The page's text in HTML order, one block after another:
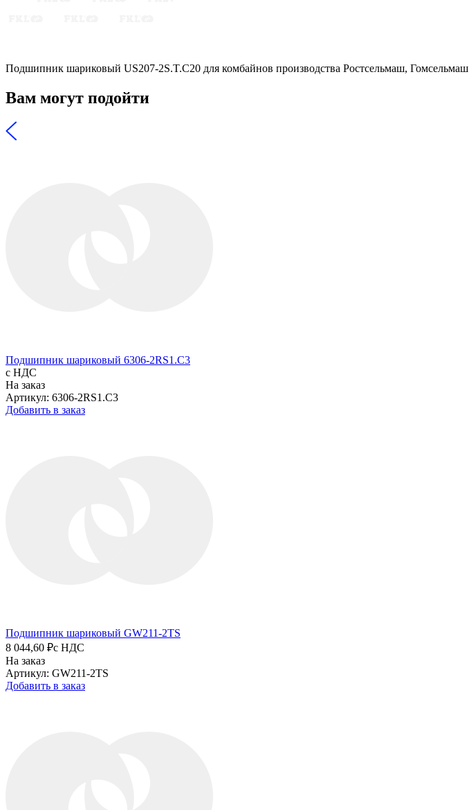
Подшипник шариковый US207-2S.T.C20 для комбайнов производства Ростсельмаш, Гомсельмаш
Вам могут подойти
Подшипник шариковый 6306-2RS1.C3
с НДС
На заказ
Артикул: 6306-2RS1.C3
Добавить в заказ
Подшипник шариковый GW211-2TS
8 044,60 ₽с НДС
На заказ
Артикул: GW211-2TS
Добавить в заказ